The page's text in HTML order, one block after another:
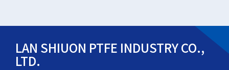
LAN SHIUON PTFE INDUSTRY CO.,
LTD.